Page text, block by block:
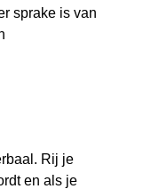
sprake is van
Rij je
en als je